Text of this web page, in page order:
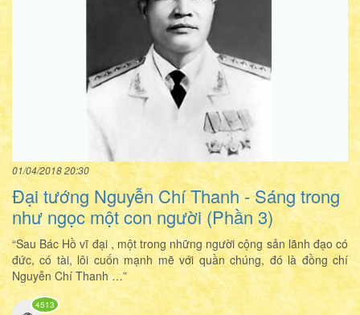
01/04/2018 20:30
Đại tướng Nguyễn Chí Thanh - Sáng trong
như ngọc một con người (Phần 3)
“Sau Bác Hồ vĩ đại , một trong những người cộng sản lãnh đạo có
đức, có tài, lôi cuốn mạnh mẽ với quần chúng, đó là đồng chí
Nguyễn Chí Thanh …”
4513